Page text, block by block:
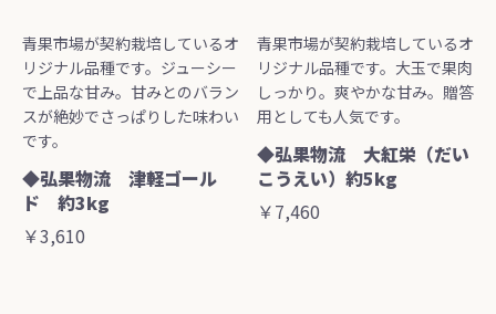
青果市場が契約栽培しているオ
リジナル品種です。ジューシー
で上品な甘み。甘みとのバラン
スが絶妙でさっぱりした味わい
です。
◆弘果物流 津軽ゴール
ド 約3kg
￥3,610
青果市場が契約栽培しているオ
リジナル品種です。大玉で果肉
しっかり。爽やかな甘み。贈答
用としても人気です。
◆弘果物流 大紅栄（だい
こうえい）約5kg
￥7,460